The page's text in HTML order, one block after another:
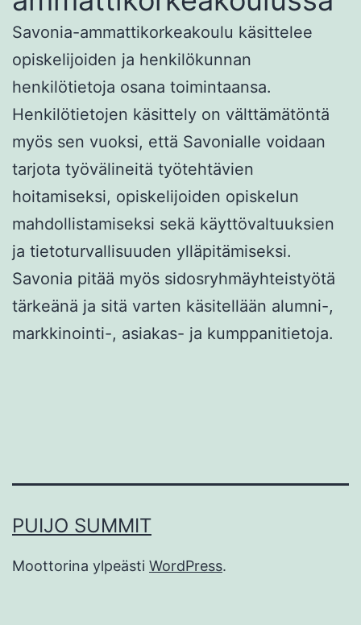
Savonia-ammattikorkeakoulu käsittelee
opiskelijoiden ja henkilökunnan
henkilötietoja osana toimintaansa.
Henkilötietojen käsittely on välttämätöntä
myös sen vuoksi, että Savonialle voidaan
tarjota työvälineitä työtehtävien
hoitamiseksi, opiskelijoiden opiskelun
mahdollistamiseksi sekä käyttövaltuuksien
ja tietoturvallisuuden ylläpitämiseksi.
Savonia pitää myös sidosryhmäyhteistyötä
tärkeänä ja sitä varten käsitellään alumni-,
markkinointi-, asiakas- ja kumppanitietoja.
PUIJO SUMMIT
Moottorina ylpeästi WordPress.